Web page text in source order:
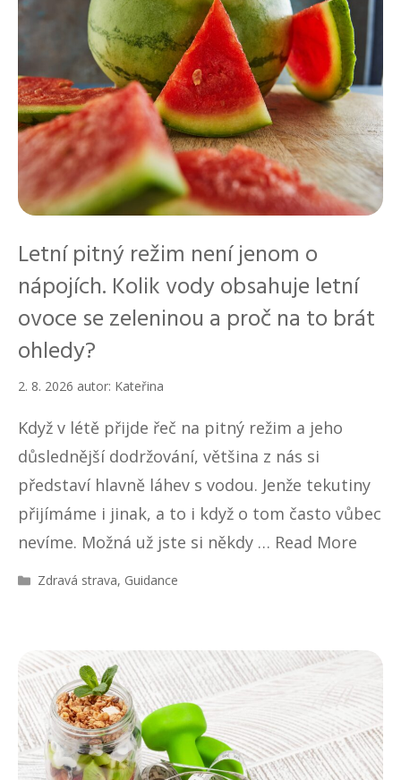
Letní pitný režim není jenom o
nápojích. Kolik vody obsahuje letní
ovoce se zeleninou a proč na to brát
ohledy?
2. 8. 2026 autor: Kateřina
Když v létě přijde řeč na pitný režim a jeho
důslednější dodržování, většina z nás si
představí hlavně láhev s vodou. Jenže tekutiny
přijímáme i jinak, a to i když o tom často vůbec
nevíme. Možná už jste si někdy … Read More
R
k
y
Zdravá strava, Guidance